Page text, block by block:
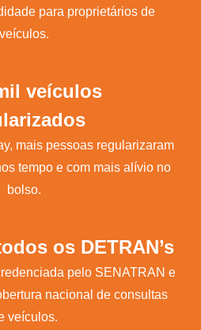
para proprietários de
veículos.
veículos
mais pessoas regularizaram
tempo e com mais alívio no
bolso.
os DETRAN’s
pelo SENATRAN e
nacional de consultas
veículos.